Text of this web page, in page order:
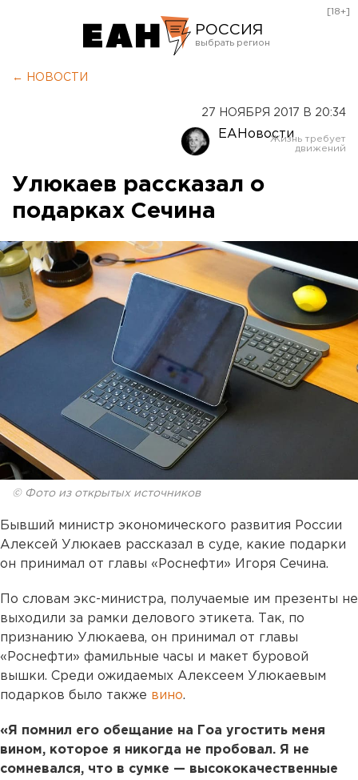
РОССИЯ
Оренбург
[18+]
← НОВОСТИ
27 НОЯБРЯ 2017 В 20:34
ЕАНовости
Улюкаев рассказал о
подарках Сечина
© Фото из открытых источников
Бывший министр экономического развития России
Алексей Улюкаев рассказал в суде, какие подарки
он принимал от главы «Роснефти» Игоря Сечина.
По словам экс-министра, получаемые им презенты не
выходили за рамки делового этикета. Так, по
признанию Улюкаева, он принимал от главы
«Роснефти» фамильные часы и макет буровой
вышки. Среди ожидаемых Алексеем Улюкаевым
подарков было также вино.
«Я помнил его обещание на Гоа угостить меня
вином, которое я никогда не пробовал. Я не
сомневался, что в сумке — высококачественные